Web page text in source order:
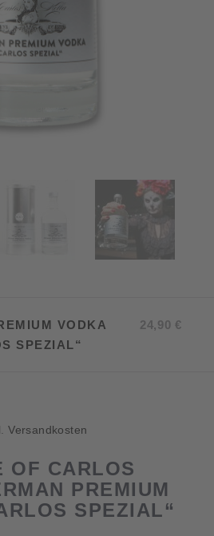
VODKA
SPEZIAL“
24,90 €
Versandkosten
OF CARLOS
PREMIUM
SPEZIAL“